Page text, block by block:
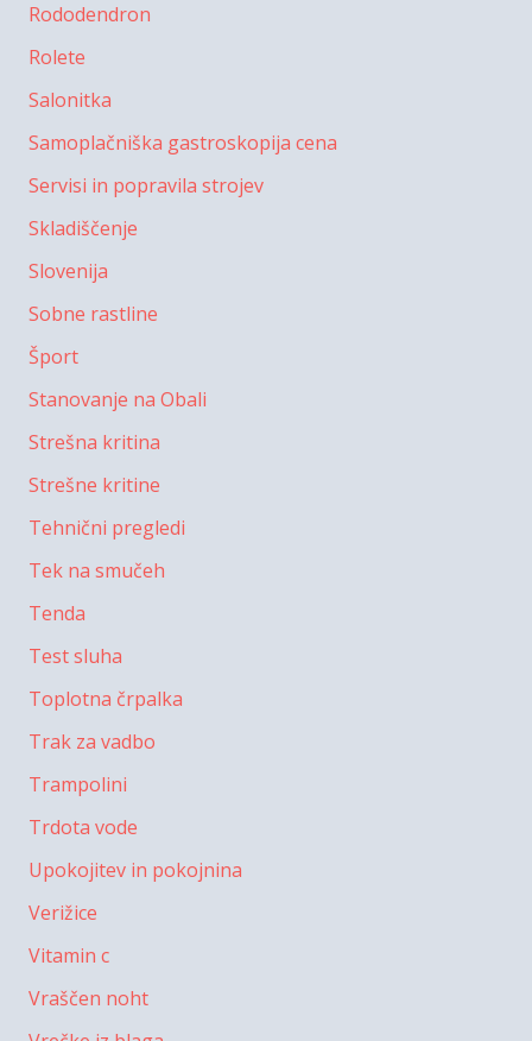
Rododendron
Rolete
Salonitka
Samoplačniška gastroskopija cena
Servisi in popravila strojev
Skladiščenje
Slovenija
Sobne rastline
Šport
Stanovanje na Obali
Strešna kritina
Strešne kritine
Tehnični pregledi
Tek na smučeh
Tenda
Test sluha
Toplotna črpalka
Trak za vadbo
Trampolini
Trdota vode
Upokojitev in pokojnina
Verižice
Vitamin c
Vraščen noht